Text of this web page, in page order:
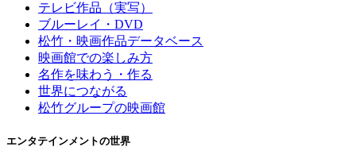
テレビ作品（実写）
ブルーレイ・DVD
松竹・映画作品データベース
映画館での楽しみ方
名作を味わう・作る
世界につながる
松竹グループの映画館
エンタテインメントの世界